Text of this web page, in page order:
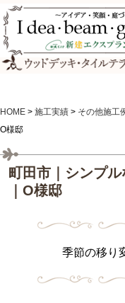
HOME > 施工実績 > その他施工
O様邸
町田市｜シンプ
｜O様邸
季節の移り